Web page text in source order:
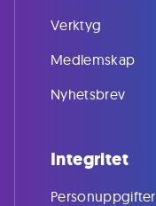
Verktyg
Medlemskap
Nyhetsbrev
Integritet
Personuppgifter